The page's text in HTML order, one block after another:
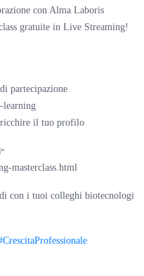
con Alma Laboris
gratuite in Live Streaming!
partecipazione
learning
il tuo profilo
masterclass.html
con i tuoi colleghi biotecnologi